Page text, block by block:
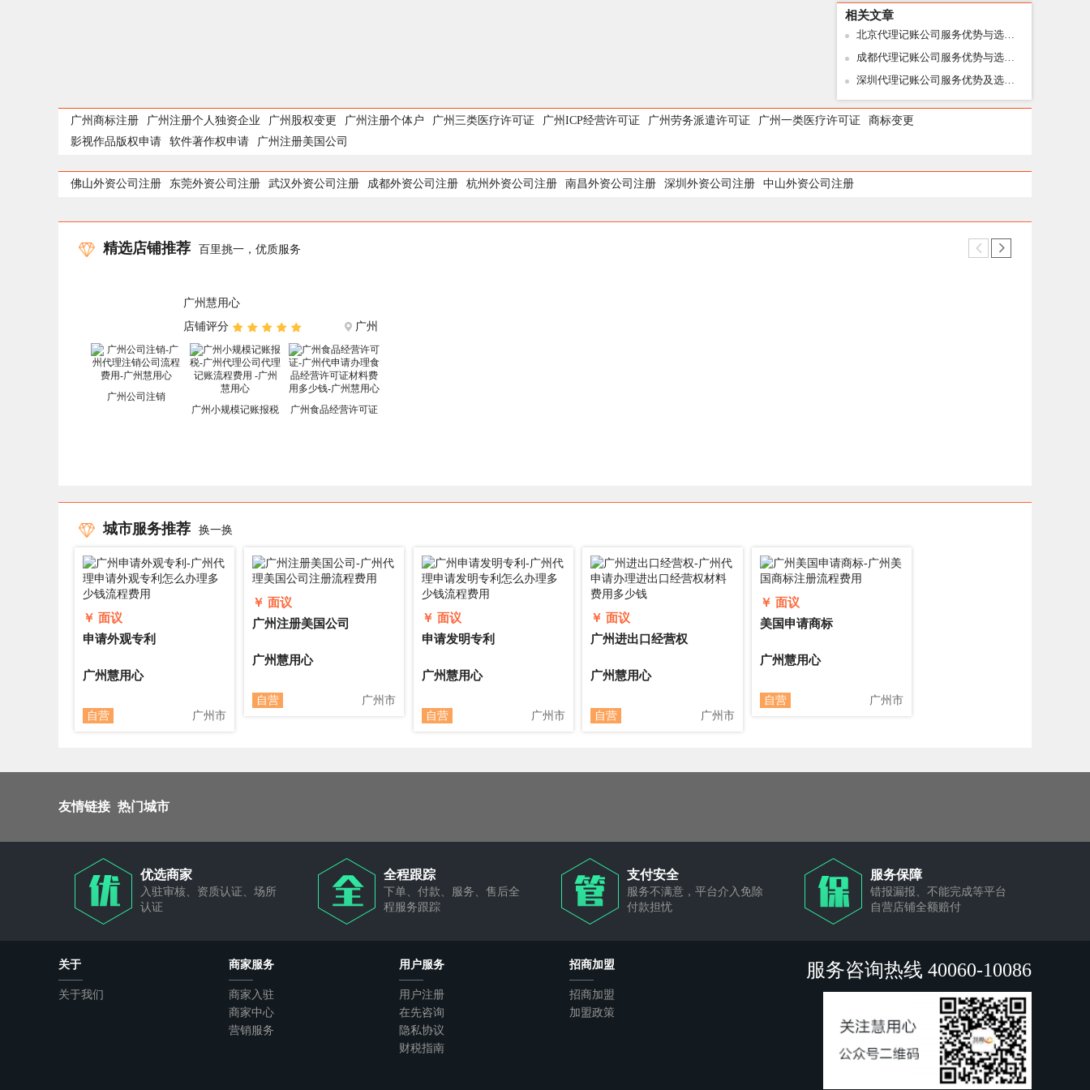
相关文章
北京代理记账公司服务优势与选择指南
成都代理记账公司服务优势与选择指南
深圳代理记账公司服务优势及选择指南
广州商标注册 广州注册个人独资企业 广州股权变更 广州注册个体户 广州三类医疗许可证 广州ICP经营许可证 广州劳务派遣许可证 广州一类医疗许可证
商标变更
影视作品版权申请
软件著作权申请 广州注册美国公司
佛山外资公司注册 东莞外资公司注册 武汉外资公司注册 成都外资公司注册 杭州外资公司注册 南昌外资公司注册 深圳外资公司注册 中山外资公司注册
精选店铺推荐 百里挑一，优质服务
广州慧用心
店铺评分
广州
广州公司注销
广州小规模记账报税
广州食品经营许可证
城市服务推荐 换一换
￥ 面议
申请外观专利
广州慧用心
自营 广州市
￥ 面议
广州注册美国公司
广州慧用心
自营 广州市
￥ 面议
申请发明专利
广州慧用心
自营 广州市
￥ 面议
广州进出口经营权
广州慧用心
自营 广州市
￥ 面议
美国申请商标
广州慧用心
自营 广州市
友情链接 热门城市
优选商家
入驻审核、资质认证、场所
认证
全程跟踪
下单、付款、服务、售后全
程服务跟踪
支付安全
服务不满意，平台介入免除
付款担忧
服务保障
错报漏报、不能完成等平台
自营店铺全额赔付
关于
关于我们
商家服务
商家入驻
商家中心
营销服务
用户服务
用户注册
在先咨询
隐私协议
财税指南
招商加盟
招商加盟
加盟政策
服务咨询热线 40060-10086